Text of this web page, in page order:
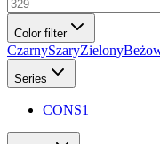
Color filter
CzarnySzaryZielony
Series
CONS1